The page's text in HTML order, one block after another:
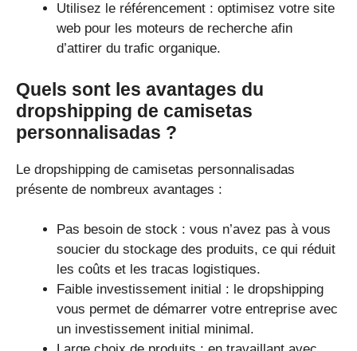
Utilisez le référencement : optimisez votre site
web pour les moteurs de recherche afin
d’attirer du trafic organique.
Quels sont les avantages du
dropshipping de camisetas
personnalisadas ?
Le dropshipping de camisetas personnalisadas
présente de nombreux avantages :
Pas besoin de stock : vous n’avez pas à vous
soucier du stockage des produits, ce qui réduit
les coûts et les tracas logistiques.
Faible investissement initial : le dropshipping
vous permet de démarrer votre entreprise avec
un investissement initial minimal.